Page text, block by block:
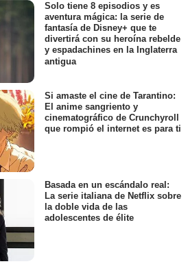
Solo tiene 8 episodios y es
aventura mágica: la serie de
fantasía de Disney+ que te
divertirá con su heroína rebelde
y espadachines en la Inglaterra
antigua
Si amaste el cine de Tarantino:
El anime sangriento y
cinematográfico de Crunchyroll
que rompió el internet es para ti
Basada en un escándalo real:
La serie italiana de Netflix sobre
la doble vida de las
adolescentes de élite